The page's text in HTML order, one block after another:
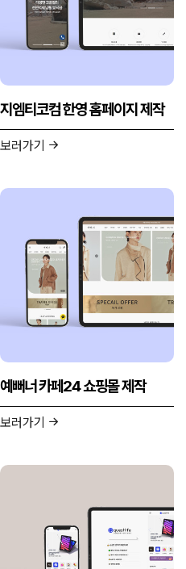
지엠티코컴 한영 홈페이지 제작
보러가기
예뻐너 카페24 쇼핑몰 제작
보러가기